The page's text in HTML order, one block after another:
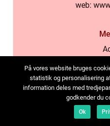
web:
På vores website bruges
statistik og personalisering
information deles med
godkender du
Ok